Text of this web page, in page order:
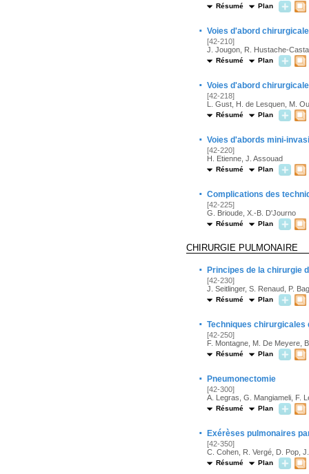
Résumé Plan
· Voies d'abord
[42-210]
J. Jougon, R. Hustache-
Résumé Plan
· Voies d'abord
[42-218]
L. Gust, H. de Lesquen, M.
Résumé Plan
· Voies d'abords mini-
[42-220]
H. Etienne, J. Assouad
Résumé Plan
· Complications des
[42-225]
G. Brioude, X.-B. D'Journo
Résumé Plan
CHIRURGIE PULMONAIRE
· Principes de la chirurgie
[42-230]
J. Seitlinger, S. Renaud, P.
Résumé Plan
· Techniques
[42-250]
F. Montagne, M. De Meyere,
Résumé Plan
· Pneumonectomie
[42-300]
A. Legras, G. Mangiameli, F.
Résumé Plan
· Exérèses pulmonaires
[42-350]
C. Cohen, R. Vergé, D. Pop,
Résumé Plan